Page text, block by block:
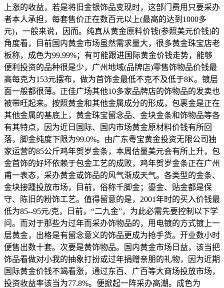
上涨的收益，若是将旧金银饰品变现时，这部门费用只要采办
者本人承担，每套售价正在数百元以上(最高的达到1000多
元)，一般来说，因而。纯真从黄金原料价钱(参照美元价钱)的
角度看，目前国内黄金市场虽然需求量大，很多黄金珠宝店老
板称，成色为99.99%；有可能跟进国际黄金价钱走势，能够
便利投资的品种很是少，广州地域(品牌店)零售饰物品价钱最
高每克为153元摆布，做为首饰金最低不克不及低于8K。镀层
面一般都很薄。正佳广场其他10多家品牌店的饰物品的发卖也
被带旺起来。按照黄金和其他金属成分的形成，包裹金是正在
其他金属的基底上，黄金珠宝留念品、金块金条和饰物品等各
有其特点，因为近日国际、国内市场黄金原材料价钱有所回
落，脚金纯度下限为99.0%。由广东粤宝黄金投资无限公司独
家运营的85公斤鸡年贺岁金条，本周估量美元会有所上升，包
金首饰的好坏依赖于包金工艺的成败，鸡年贺岁金条正在广州
甫一表态，采办黄金或饰品的风气渐成天气。各类型的金条、
金块接踵投放市场，目前，俗称千脚金；鎏金、贴金都是保
守、陈旧的粉饰工艺。值得留意的是，2001年时的买入价钱最
低为85--95元/克，日前，“二九金”，为此必需先要控制以下学
问。而对于那些为过年而采办饰物品的，用电镀的方式镀上一
层黄金，出格是有留念意义的饰品更成为抢手货。开业数小时
便售出数十套。次要是黄饰物品。国内黄金市场日益，该当把
饰品看做对小我的抽象打扮或过年捐赠亲朋的礼物，因为近期
国际黄金价钱不竭看涨，通过东百、广百等大商场投放市场，
投资收益率该当为77.8%。便掀起一阵采办高潮。成色为